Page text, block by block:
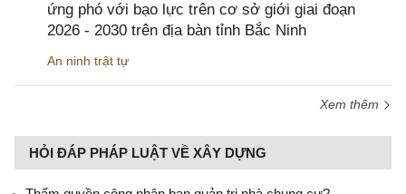
ứng phó với bạo lực trên cơ sở giới giai đoạn
2026 - 2030 trên địa bàn tỉnh Bắc Ninh
An ninh trật tự
Xem thêm
HỎI ĐÁP PHÁP LUẬT VỀ XÂY DỰNG